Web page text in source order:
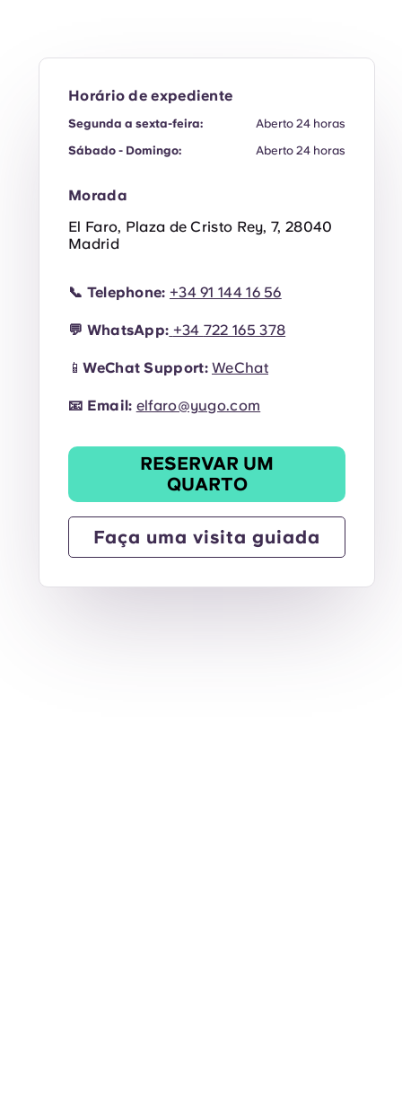
cadeiras de rodas
Horário de expediente
Segunda a sexta-feira:
Aberto 24 horas
Sábado - Domingo:
Aberto 24 horas
Morada
El Faro, Plaza de Cristo Rey, 7, 28040
Madrid
📞 Telephone: +34 91 144 16 56
💬 WhatsApp: +34 722 165 378
📱WeChat Support:WeChat
📧 Email: elfaro@yugo.com
RESERVAR UM
QUARTO
Faça uma visita guiada